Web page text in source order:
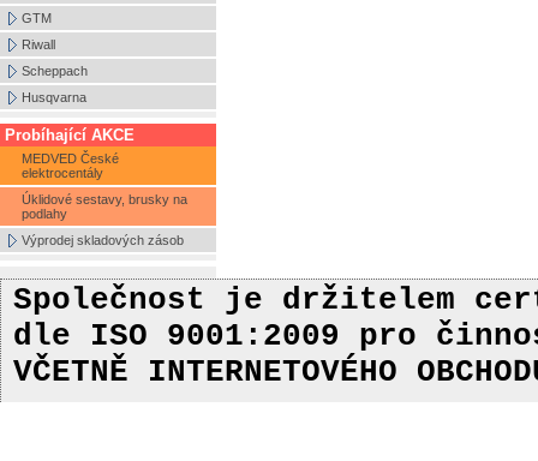
GTM
Riwall
Scheppach
Husqvarna
Probíhající AKCE
MEDVED České
elektrocentály
Úklidové sestavy, brusky na
podlahy
Výprodej skladových zásob
Společnost je držitelem
dle ISO 9001:2009 pro
VČETNĚ INTERNETOVÉHO